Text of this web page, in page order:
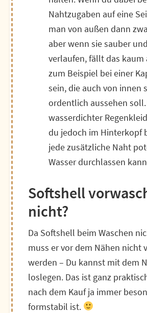
Nahtzugaben auf eine
man von außen dann
aber wenn sie sauber
verlaufen, fällt das kaum
zum Beispiel bei einer
sein, die auch von innen
ordentlich aussehen
wasserdichter
du jedoch im Hinterkopf
jede zusätzliche Naht
Wasser durchlassen
Softshell
nicht?
Da Softshell beim Waschen
muss er vor dem Nähen nicht
werden – Du kannst mit dem
loslegen. Das ist ganz
nach dem Kauf ja immer
formstabil ist.